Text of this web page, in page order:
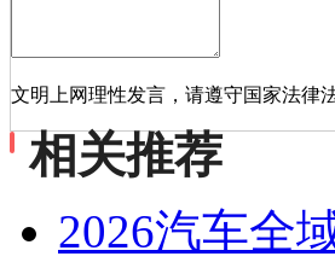
文明上网理性发言，请遵守国家法律法
相关推荐
2026汽车全